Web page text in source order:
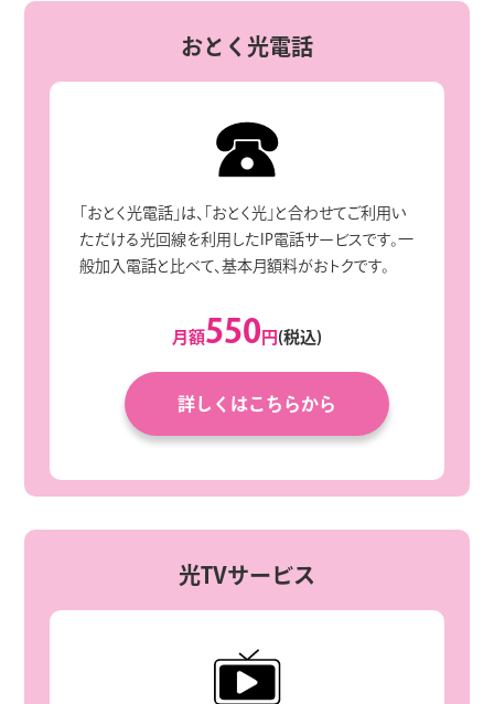
おとく光電話
「おとく光電話」は、「おとく光」と合わせてご利用い
ただける光回線を利用したIP電話サービスです。一
般加入電話と比べて、基本月額料がおトクです。
月額550 円 (税込)
詳しくはこちらから
光TVサービス